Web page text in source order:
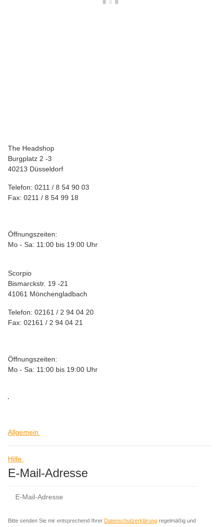
The Headshop
Burgplatz 2 -3
40213 Düsseldorf
Telefon: 0211 / 8 54 90 03
Fax: 0211 / 8 54 99 18
Öffnungszeiten:
Mo - Sa: 11:00 bis 19:00 Uhr
Scorpio
Bismarckstr. 19 -21
41061 Mönchengladbach
Telefon: 02161 / 2 94 04 20
Fax: 02161 / 2 94 04 21
Öffnungszeiten:
Mo - Sa: 11:00 bis 19:00 Uhr
Allgemein
Hilfe
E-Mail-Adresse
Bitte senden Sie mir entsprechend Ihrer Datenschutzerklärung regelmäßig und